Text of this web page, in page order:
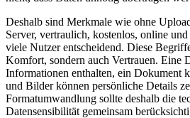
Deshalb sind Merkmale wie ohne
Server, vertraulich, kostenlos, online
viele Nutzer entscheidend. Diese
Komfort, sondern auch Vertrauen. Eine
Informationen enthalten, ein Dokument
und Bilder können persönliche Details
Formatumwandlung sollte deshalb die
Datensensibilität gemeinsam